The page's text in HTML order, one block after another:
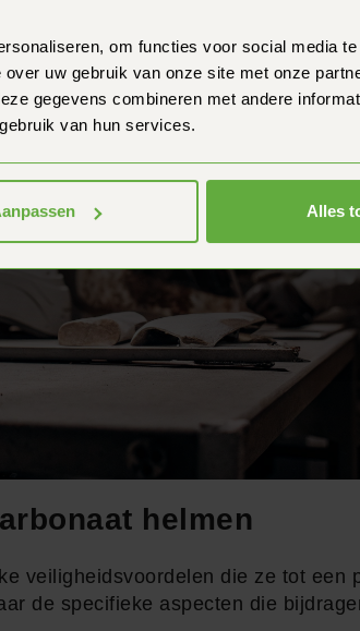
om functies voor social media
uw gebruik van onze site met onze
gegevens combineren met andere
van hun services.
Alles
helmen
veiligheidsvoordelen die ze tot een
de specifieke aspecten die